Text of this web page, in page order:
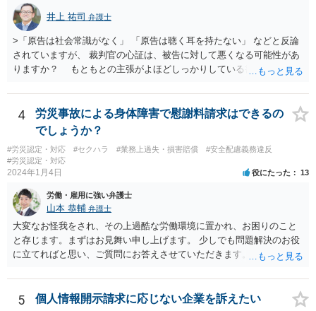
れた場合には断ることは可能なのでしょうか？ 【回答】 契約書に記載
がないのであれば，断ることができる可能性があります。 もし上記の
ような要求をされた場合は，その根拠を明示してもらってください。
井上 祐司 弁護士
>「原告は社会常識がなく」 「原告は聴く耳を持たない」 などと反論
されていますが、 裁判官の心証は、被告に対して悪くなる可能性があ
りますか？ もともとの主張がよほどしっかりしている書面でなけれ
勝ち負けは、法律構成に必要な事実の主張と証拠の的確さに尽きま
す。その意味では「無益的記載事項」です。 法律的に全く意味がな
い主張で、過度に攻撃的な文章ですから、少なくとも記載する必要は
全くない事項です。 こういったことが記載された場合には、完全ス
ルーする方が印象はよいのが普通です。
4
労災事故による身体障害で慰謝料請求はできるの
でしょうか？
#労災認定・対応 #セクハラ #業務上過失・損害賠償
#安全配慮義務違反
#労災認定・対応
2024年1月4日 役にたった 13
労働・雇用に強い弁護士
山本 恭輔 弁護士
大変なお怪我をされ、その上過酷な労働環境に置かれ、お困りのこと
と存じます。まずはお見舞い申し上げます。 少しでも問題解決のお役
に立てればと思い、ご質問にお答えさせていただきます。 ご相談者の
我に関しては労災保険からの給付や会社からの損害賠償が、過重労働
に関しては未払残業代の支払が受けられる可能性がある事案とお見受
5 個人情報開示請求に応じない企業を訴えたい